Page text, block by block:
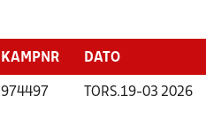
KAMPNR DATO
974497 TORS.19-03 2026